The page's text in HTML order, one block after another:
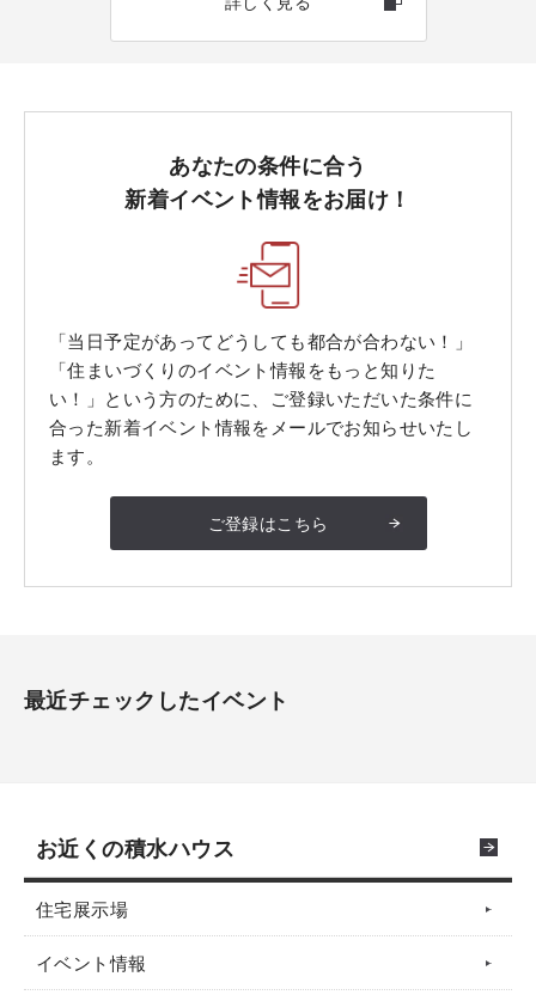
あなたの条件に合う
新着イベント情報をお届け！
「当日予定があってどうしても都合が合わない！」
「住まいづくりのイベント情報をもっと知りた
い！」という方のために、ご登録いただいた条件に
合った新着イベント情報をメールでお知らせいたし
ます。
ご登録はこちら
最近チェックしたイベント
お近くの積水ハウス
住宅展示場
イベント情報